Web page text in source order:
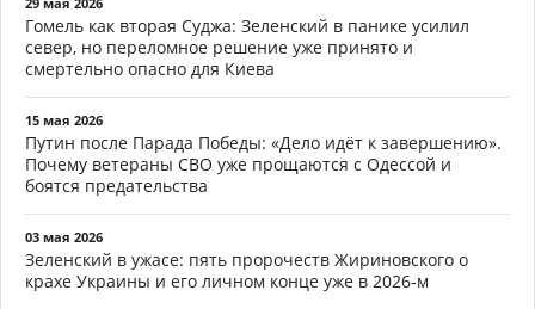
Гомель как вторая Суджа: Зеленский в панике усилил
север, но переломное решение уже принято и
смертельно опасно для Киева
15 мая 2026
Путин после Парада Победы: «Дело идёт к завершению».
Почему ветераны СВО уже прощаются с Одессой и
боятся предательства
03 мая 2026
Зеленский в ужасе: пять пророчеств Жириновского о
крахе Украины и его личном конце уже в 2026-м